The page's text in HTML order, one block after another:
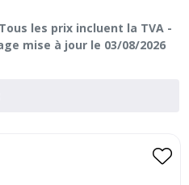
les prix incluent la TVA -
mise à jour le 03/08/2026